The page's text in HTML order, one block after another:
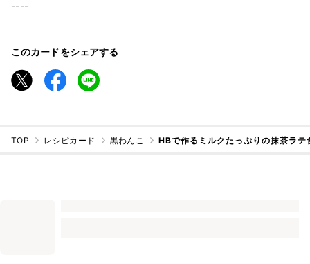
----
このカードをシェアする
TOP レシピカード 黒わんこ HBで作るミルクたっぷりの抹茶ラテ